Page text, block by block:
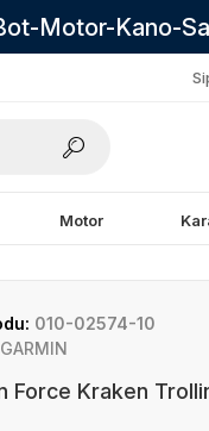
Motor-Kano-
Motor
010-02574-10
GARMIN
Force Kraken